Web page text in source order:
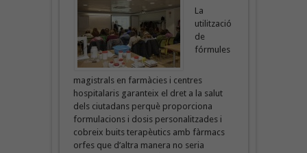
La
utilització
de
fórmules
magistrals en farmàcies i centres
hospitalaris garanteix el dret a la salut
dels ciutadans perquè proporciona
formulacions i dosis personalitzades i
cobreix buits terapèutics amb fàrmacs
orfes que d’altra manera no seria